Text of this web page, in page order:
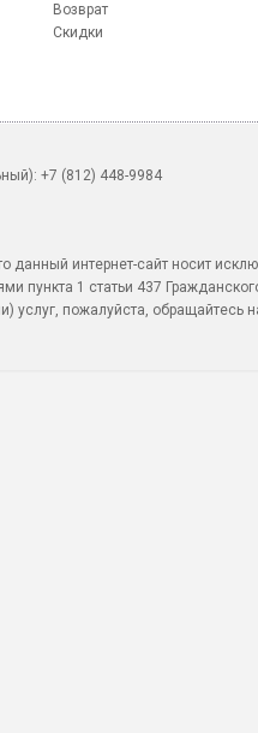
Возврат
Скидки
+7 (812) 448-9984
интернет-сайт носит
пункта 1 статьи 437
услуг, пожалуйста, обращайтесь